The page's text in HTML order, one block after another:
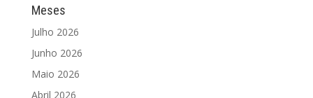
Meses
Julho 2026
Junho 2026
Maio 2026
Abril 2026